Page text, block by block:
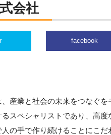
会社
facebook
産業と社会の未来をつなぐ
スペシャリストであり、高
の手で作り続けることにこだ